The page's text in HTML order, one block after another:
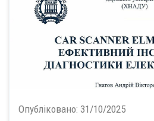
Опубліковано: 31/10/2025